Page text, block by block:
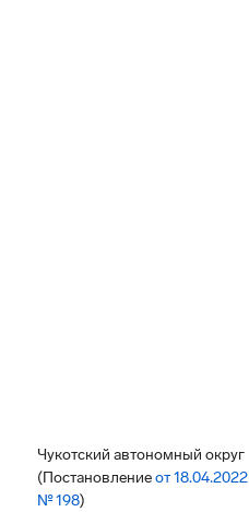
Чукотский автономный округ
(Постановлениеот 18.04.2022
№ 198)